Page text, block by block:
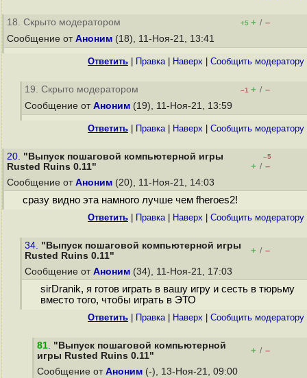
18. Скрыто модератором +5 + / –
Сообщение от Аноним (18), 11-Ноя-21, 13:41
Ответить Правка| Наверх Cообщить модератору
19. Скрыто модератором –1 + / –
Сообщение от Аноним (19), 11-Ноя-21, 13:59
Ответить Правка| Наверх Cообщить модератору
20. "Выпуск пошаговой компьютерной игры
Rusted Ruins 0.11"
–5
+ / –
Сообщение от Аноним (20), 11-Ноя-21, 14:03
сразу видно эта намного лучше чем fheroes2!
Ответить Правка| Наверх Cообщить модератору
34. "Выпуск пошаговой компьютерной игры
Rusted Ruins 0.11"
+ / –
Сообщение от Аноним (34), 11-Ноя-21, 17:03
sirDranik, я готов играть в вашу игру и сесть в тюрьму
вместо того, чтобы играть в ЭТО
Ответить Правка| Наверх Cообщить модератору
81. "Выпуск пошаговой компьютерной
игры Rusted Ruins 0.11"
+ / –
Сообщение от Аноним (-), 13-Ноя-21, 09:00